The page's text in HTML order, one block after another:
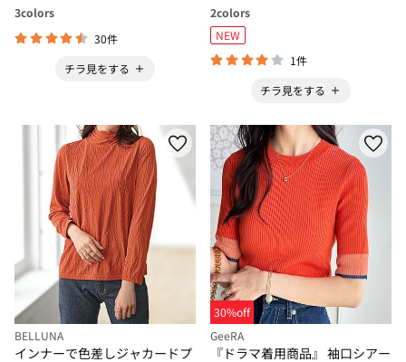
3colors
30件
チラ見をする
2colors
NEW
1件
チラ見をする
BELLUNA
インナーで色差しジャカードプ
30%off
GeeRA
『ドラマ着用商品』 袖口シアー